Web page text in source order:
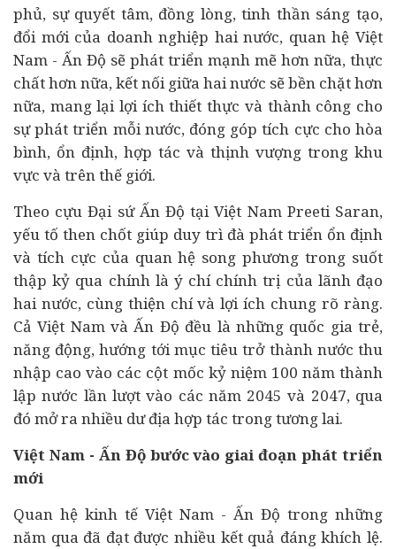
phủ, sự quyết tâm, đồng lòng, tinh thần sáng tạo,
đổi mới của doanh nghiệp hai nước, quan hệ Việt
Nam - Ấn Độ sẽ phát triển mạnh mẽ hơn nữa, thực
chất hơn nữa, kết nối giữa hai nước sẽ bền chặt hơn
nữa, mang lại lợi ích thiết thực và thành công cho
sự phát triển mỗi nước, đóng góp tích cực cho hòa
bình, ổn định, hợp tác và thịnh vượng trong khu
vực và trên thế giới.
Theo cựu Đại sứ Ấn Độ tại Việt Nam Preeti Saran,
yếu tố then chốt giúp duy trì đà phát triển ổn định
và tích cực của quan hệ song phương trong suốt
thập kỷ qua chính là ý chí chính trị của lãnh đạo
hai nước, cùng thiện chí và lợi ích chung rõ ràng.
Cả Việt Nam và Ấn Độ đều là những quốc gia trẻ,
năng động, hướng tới mục tiêu trở thành nước thu
nhập cao vào các cột mốc kỷ niệm 100 năm thành
lập nước lần lượt vào các năm 2045 và 2047, qua
đó mở ra nhiều dư địa hợp tác trong tương lai.
Việt Nam - Ấn Độ bước vào giai đoạn phát triển
mới
Quan hệ kinh tế Việt Nam - Ấn Độ trong những
năm qua đã đạt được nhiều kết quả đáng khích lệ.